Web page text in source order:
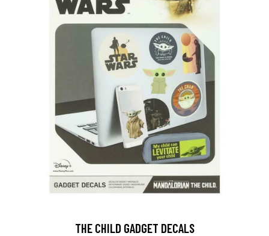
THE CHILD GADGET DECALS